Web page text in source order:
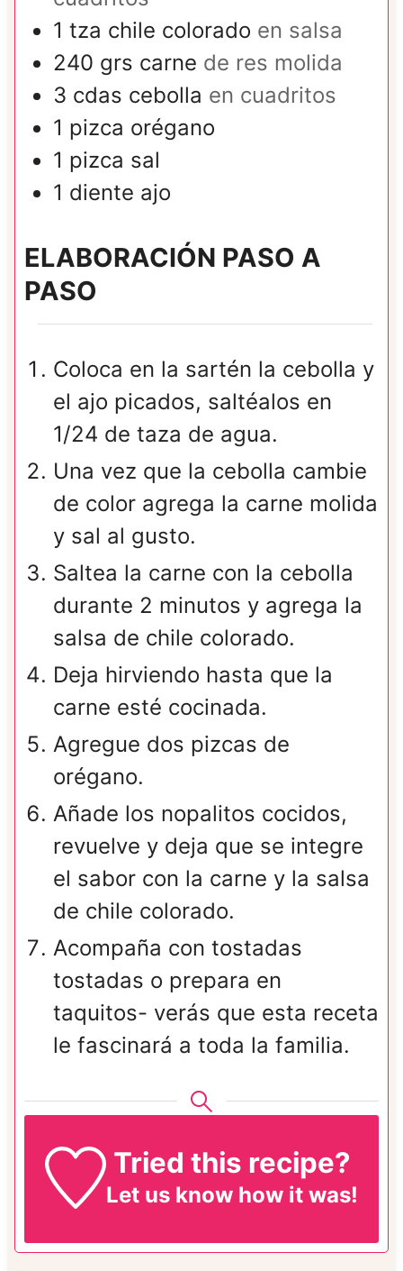
1 tza chile colorado en salsa
240 grs carne de res molida
3 cdas cebolla en cuadritos
1 pizca orégano
1 pizca sal
1 diente ajo
ELABORACIÓN PASO A
PASO
Coloca en la sartén la cebolla y
el ajo picados, saltéalos en
1/24 de taza de agua.
Una vez que la cebolla cambie
de color agrega la carne molida
y sal al gusto.
Saltea la carne con la cebolla
durante 2 minutos y agrega la
salsa de chile colorado.
Deja hirviendo hasta que la
carne esté cocinada.
Agregue dos pizcas de
orégano.
Añade los nopalitos cocidos,
revuelve y deja que se integre
el sabor con la carne y la salsa
de chile colorado.
Acompaña con tostadas
tostadas o prepara en
taquitos- verás que esta receta
le fascinará a toda la familia.
Tried this recipe?
Let us know how it was!